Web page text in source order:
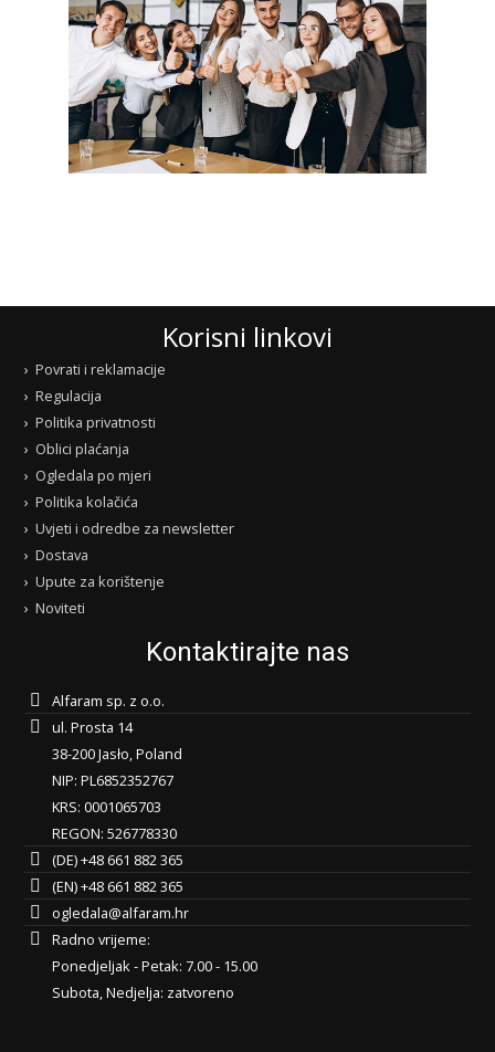
Korisni linkovi
Povrati i reklamacije
Regulacija
Politika privatnosti
Oblici plaćanja
Ogledala po mjeri
Politika kolačića
Uvjeti i odredbe za newsletter
Dostava
Upute za korištenje
Noviteti
Kontaktirajte nas
Alfaram sp. z o.o.
ul. Prosta 14
38-200 Jasło, Poland
NIP: PL6852352767
KRS: 0001065703
REGON: 526778330
(DE) +48 661 882 365
(EN) +48 661 882 365
ogledala@alfaram.hr
Radno vrijeme:
Ponedjeljak - Petak: 7.00 - 15.00
Subota, Nedjelja: zatvoreno